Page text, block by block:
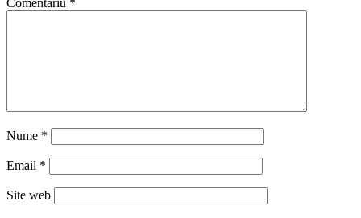
Comentariu *
Nume *
Email *
Site web